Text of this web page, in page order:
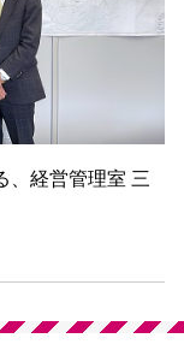
、経営管理室 三